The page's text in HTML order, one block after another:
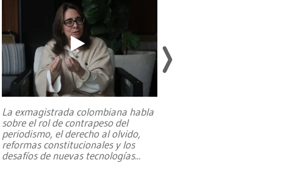
La exmagistrada colombiana habla
sobre el rol de contrapeso del
periodismo, el derecho al olvido,
reformas constitucionales y los
desafíos de nuevas tecnologías...